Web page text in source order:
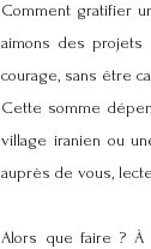
Comment gratifier
aimons des projets
courage, sans être
Cette somme
village iranien ou
auprès de vous,
Alors que faire ? À